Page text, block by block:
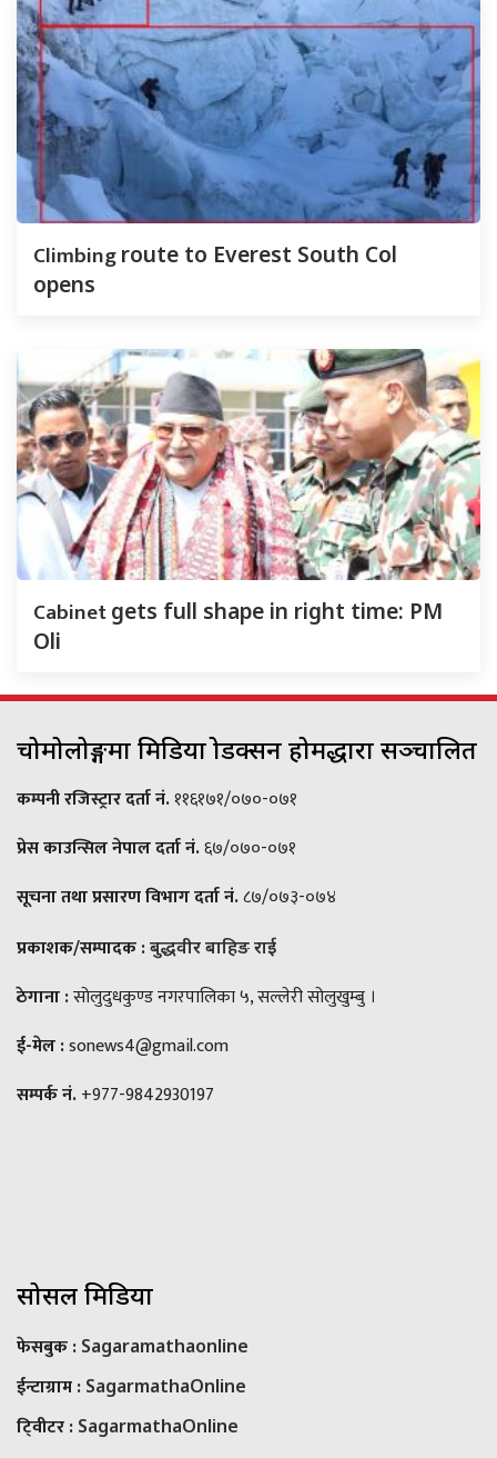
Climbingroute to Everest South Col
opens
Cabinetgets full shape in right time: PM
Oli
चोमोलोङ्गमा मिडिया प्रोडक्सन होमद्धारा सञ्चालित
कम्पनी रजिस्ट्रार दर्ता नं.११६१७१/०७०-०७१
प्रेस काउन्सिल नेपाल दर्ता नं.६७/०७०-०७१
सूचना तथा प्रसारण विभाग दर्ता नं.८७/०७३-०७४
प्रकाशक/सम्पादक :बुद्धवीर बाहिङ राई
ठेगाना :सोलुदुधकुण्ड नगरपालिका ५, सल्लेरी सोलुखुम्बु ।
ई-मेल :sonews4@gmail.com
सम्पर्क नं.+977-9842930197
सोसल मिडिया
फेसबुक : Sagaramathaonline
ईन्टाग्राम : SagarmathaOnline
टि्वीटर : SagarmathaOnline